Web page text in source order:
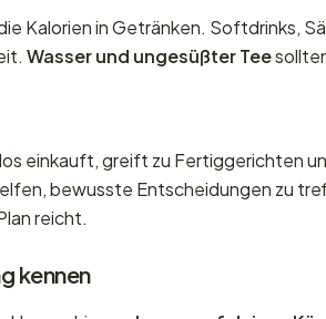
Kalorien in Getränken. Softdrinks,
Wasser und ungesüßter Tee
einkauft, greift zu Fertiggerichten
bewusste Entscheidungen zu
reicht.
kennen